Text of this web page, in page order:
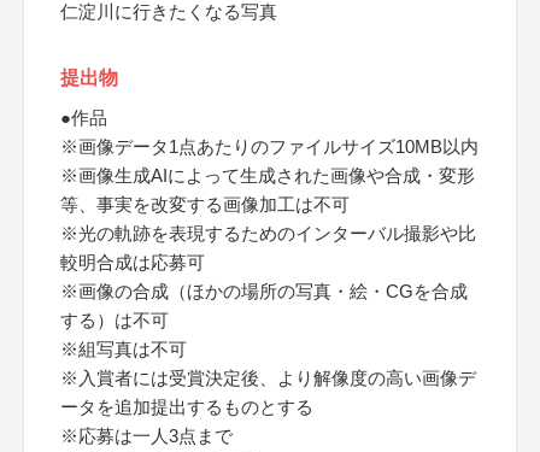
仁淀川に行きたくなる写真
提出物
●作品
※画像データ1点あたりのファイルサイズ10MB以内
※画像生成AIによって生成された画像や合成・変形
等、事実を改変する画像加工は不可
※光の軌跡を表現するためのインターバル撮影や比
較明合成は応募可
※画像の合成（ほかの場所の写真・絵・CGを合成
する）は不可
※組写真は不可
※入賞者には受賞決定後、より解像度の高い画像デ
ータを追加提出するものとする
※応募は一人3点まで